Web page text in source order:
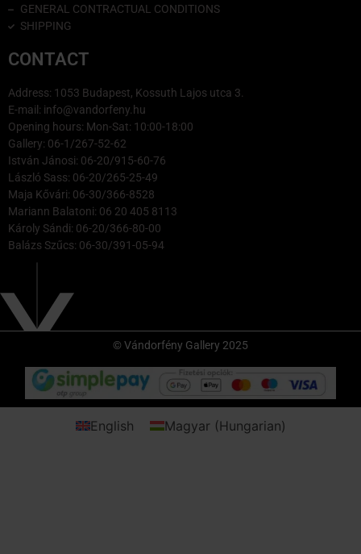
GENERAL CONTRACTUAL CONDITIONS
SHIPPING
CONTACT
Address: 1053 Budapest, Kossuth Lajos utca 3.
E-mail: info@vandorfeny.hu
Opening hours: Mon-Sat: 10:00-18:00
Gallery: 06-1/267-52-62
István Jánosi: 06-20/915-60-76
László Sass: 06-20/265-25-49
Maja Kővári: 06-30/366-8528
Mariann Balatoni: 06 20 405 8113
Károly Sándi: 06-20/366-80-00
Balázs Szűcs: 06-30/391-05-94
© Vándorfény Gallery 2025
English Magyar (Hungarian)